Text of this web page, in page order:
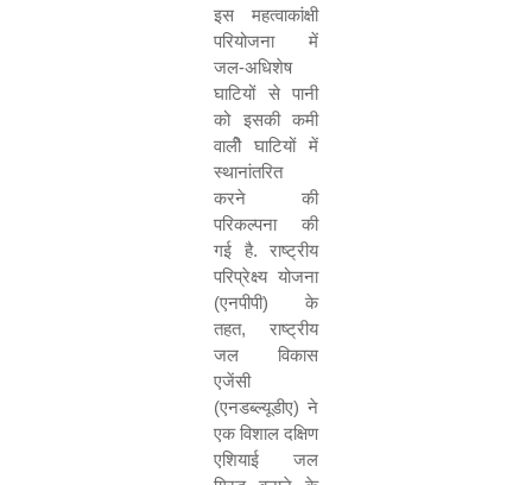
इस महत्वाकांक्षी
परियोजना में
जल-अधिशेष
घाटियों से पानी
को इसकी कमी
वालीे घाटियों में
स्थानांतरित
करने की
परिकल्पना की
गई है. राष्ट्रीय
परिप्रेक्ष्य योजना
(एनपीपी) के
तहत, राष्ट्रीय
जल विकास
एजेंसी
(एनडब्ल्यूडीए) ने
एक विशाल दक्षिण
एशियाई जल